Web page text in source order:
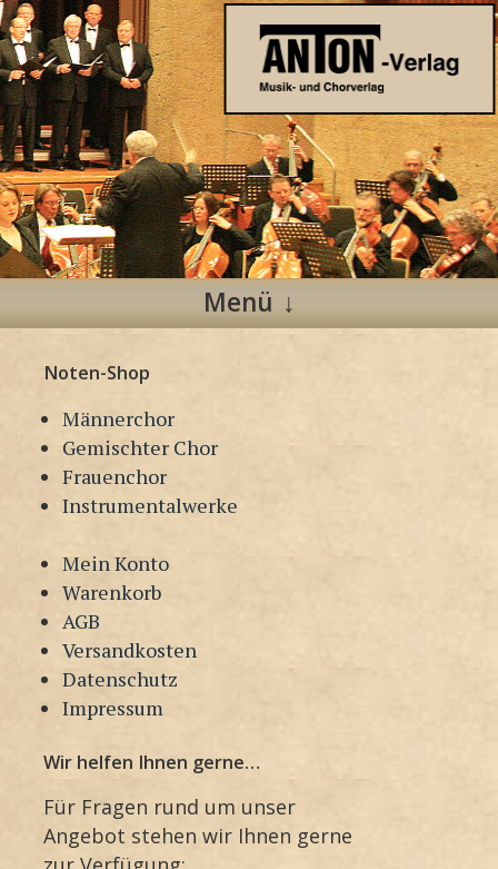
Anton Verlag
Musik- und Chorverlag
Menü
Inhalt
springen
Noten-Shop
Männerchor
Gemischter Chor
Frauenchor
Instrumentalwerke
Mein Konto
Warenkorb
AGB
Versandkosten
Datenschutz
Impressum
Wir helfen Ihnen gerne…
Für Fragen rund um unser
Angebot stehen wir Ihnen gerne